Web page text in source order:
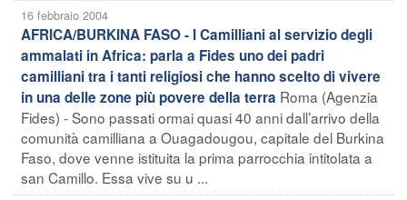
16 febbraio 2004
AFRICA/BURKINA FASO - I Camilliani al servizio degli
ammalati in Africa: parla a Fides uno dei padri
camilliani tra i tanti religiosi che hanno scelto di vivere
in una delle zone più povere della terra Roma (Agenzia
Fides) - Sono passati ormai quasi 40 anni dall’arrivo della
comunità camilliana a Ouagadougou, capitale del Burkina
Faso, dove venne istituita la prima parrocchia intitolata a
san Camillo. Essa vive su u ...